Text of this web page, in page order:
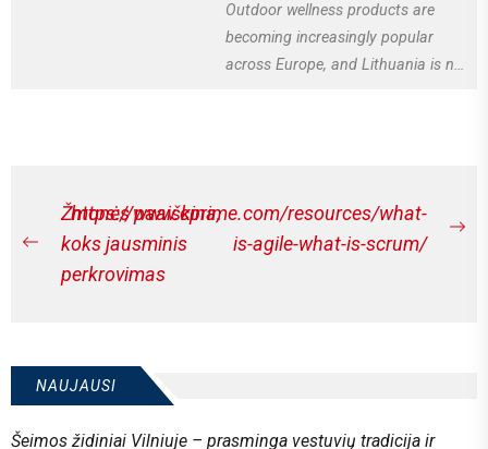
Outdoor wellness products are
becoming increasingly popular
across Europe, and Lithuania is no
Navigacija
tarp
įrašų
Previous
post:
Žmonės paaiškina,
koks jausminis
perkrovimas
https://www.cprime.com/resources/what-
is-agile-what-is-scrum/
NAUJAUSI
Šeimos židiniai Vilniuje – prasminga vestuvių tradicija ir